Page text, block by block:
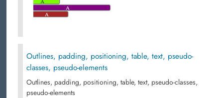
Outlines, padding, positioning, table, text, pseudo-
classes, pseudo-elements
Outlines, padding, positioning, table, text, pseudo-classes,
pseudo-elements